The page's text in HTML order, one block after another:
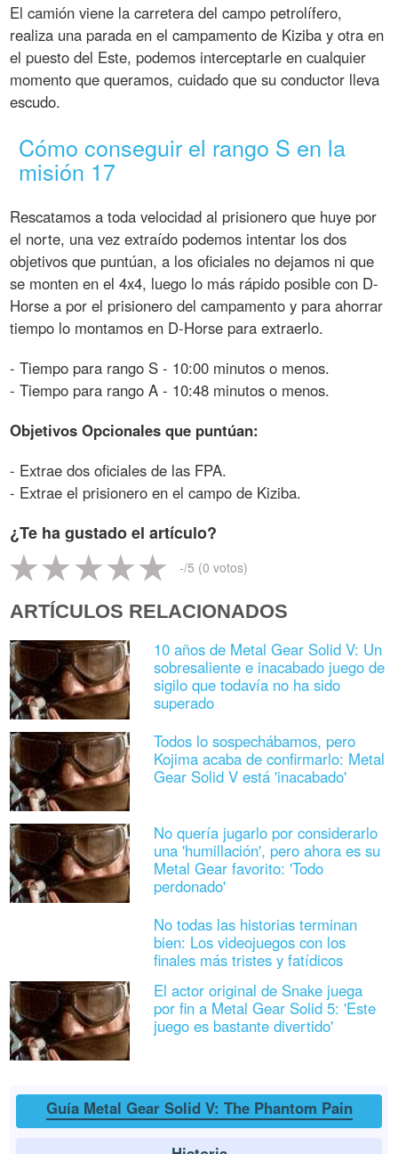
El camión viene la carretera del campo petrolífero,
realiza una parada en el campamento de Kiziba y otra en
el puesto del Este, podemos interceptarle en cualquier
momento que queramos, cuidado que su conductor lleva
escudo.
Cómo conseguir el rango S en la
misión 17
Rescatamos a toda velocidad al prisionero que huye por
el norte, una vez extraído podemos intentar los dos
objetivos que puntúan, a los oficiales no dejamos ni que
se monten en el 4x4, luego lo más rápido posible con D-
Horse a por el prisionero del campamento y para ahorrar
tiempo lo montamos en D-Horse para extraerlo.
- Tiempo para rango S - 10:00 minutos o menos.
- Tiempo para rango A - 10:48 minutos o menos.
Objetivos Opcionales que puntúan:
- Extrae dos oficiales de las FPA.
- Extrae el prisionero en el campo de Kiziba.
¿Te ha gustado el artículo?
-/5 (0 votos)
ARTÍCULOS RELACIONADOS
10 años de Metal Gear Solid V: Un
sobresaliente e inacabado juego de
sigilo que todavía no ha sido
superado
Todos lo sospechábamos, pero
Kojima acaba de confirmarlo: Metal
Gear Solid V está 'inacabado'
No quería jugarlo por considerarlo
una 'humillación', pero ahora es su
Metal Gear favorito: 'Todo
perdonado'
No todas las historias terminan
bien: Los videojuegos con los
finales más tristes y fatídicos
El actor original de Snake juega
por fin a Metal Gear Solid 5: 'Este
juego es bastante divertido'
Guía Metal Gear Solid V: The Phantom Pain